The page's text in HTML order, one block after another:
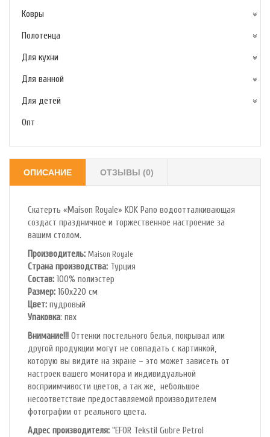
Ковры
Полотенца
Для кухни
Для ванной
Для детей
Опт
ОПИСАНИЕ ОТЗЫВЫ (0)
Скатерть «Maison Royale» KDK Pano водоотталкивающая
создаст праздничное и торжественное настроение за
вашим столом.
Производитель: Maison Royale
Страна производства: Турция
Состав: 100% полиэстер
Размер: 160х220 см
Цвет: пудровый
Упаковка: пвх
Внимание!!! Оттенки постельного белья, покрывал или
другой продукции могут не совпадать с картинкой,
которую вы видите на экране – это может зависеть от
настроек вашего монитора и индивидуальной
восприимчивости цветов, а так же, небольшое
несоответствие предоставляемой производителем
фотографии от реального цвета.
Адрес производителя: "EFOR Tekstil Gubre Petrol